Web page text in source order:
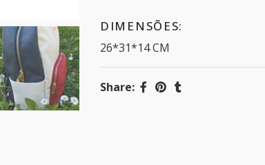
DIMENSÕES:
26*31*14 CM
Share: